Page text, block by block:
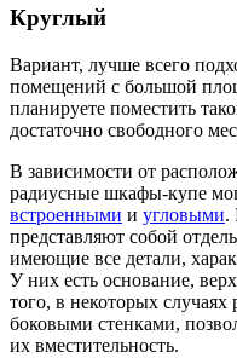
Круглый
Вариант, лучше всего
помещений с большой
планируете поместить
достаточно свободного
В зависимости от
радиусные шкафы-купе
встроенными и угловыми.
представляют собой
имеющие все детали,
У них есть основание,
того, в некоторых
боковыми стенками,
их вместительность.